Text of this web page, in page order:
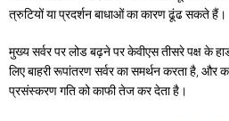
त्रुटियों या प्रदर्शन बाधाओं का कारण ढूंढ सकते हैं।
मुख्य सर्वर पर लोड बढ़ने पर केवीएस तीसरे पक्ष के
लिए बाहरी रूपांतरण सर्वर का समर्थन करता है, और
प्रसंस्करण गति को काफी तेज कर देता है।